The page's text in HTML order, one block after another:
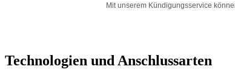
Technologien und Anschlussarten